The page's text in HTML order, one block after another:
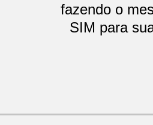
fazendo o
SIM para